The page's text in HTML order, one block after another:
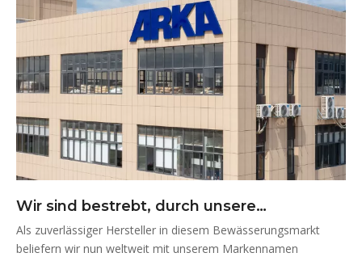
Wir sind bestrebt, durch unsere
kontinuierlichen Bemühungen eine
bessere Umwelt für die Erde zu schaffen.
Als zuverlässiger Hersteller in diesem Bewässerungsmarkt
beliefern wir nun weltweit mit unserem Markennamen